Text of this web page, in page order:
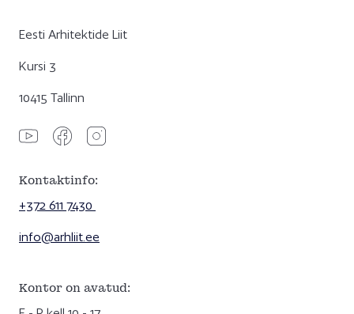
Eesti Arhitektide Liit
Kursi 3
10415 Tallinn
Kontaktinfo:
+372 611 7430
info@arhliit.ee
Kontor on avatud: